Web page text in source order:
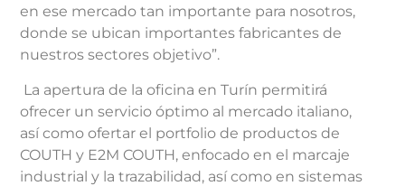
en ese mercado tan importante para nosotros,
donde se ubican importantes fabricantes de
nuestros sectores objetivo”.
La apertura de la oficina en Turín permitirá
ofrecer un servicio óptimo al mercado italiano,
así como ofertar el portfolio de productos de
COUTH y E2M COUTH, enfocado en el marcaje
industrial y la trazabilidad, así como en sistemas